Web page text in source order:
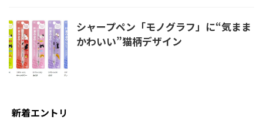
シャープペン「モノグラフ」に“気まま
かわいい”猫柄デザイン
新着エントリ